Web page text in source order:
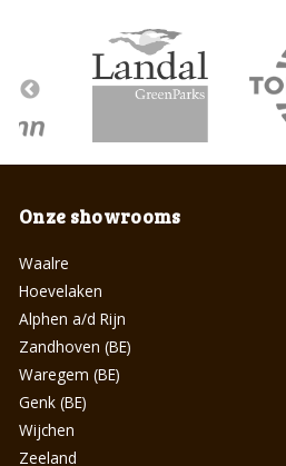
Onze showrooms
Waalre
Hoevelaken
Alphen a/d Rijn
Zandhoven (BE)
Waregem (BE)
Genk (BE)
Wijchen
Zeeland